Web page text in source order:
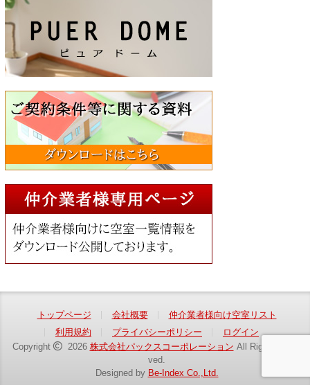
トップページ 会社概要
仲介業者様向け空室リスト
利用規約
プライバシーポリシー
ログイン
Copyright
2026 株式会社パックスコーポレーション All Rights Reser
ved.
Designed by Be-Index Co.,Ltd.